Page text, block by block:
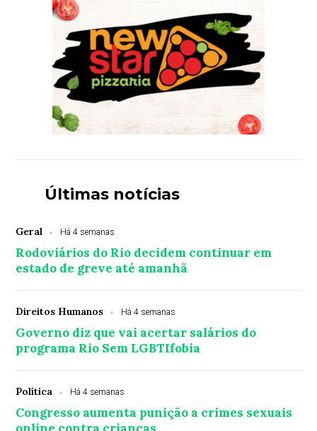
Últimas notícias
Geral Há 4 semanas
Rodoviários do Rio decidem continuar em
estado de greve até amanhã
Direitos Humanos Há 4 semanas
Governo diz que vai acertar salários do
programa Rio Sem LGBTIfobia
Política Há 4 semanas
Congresso aumenta punição a crimes sexuais